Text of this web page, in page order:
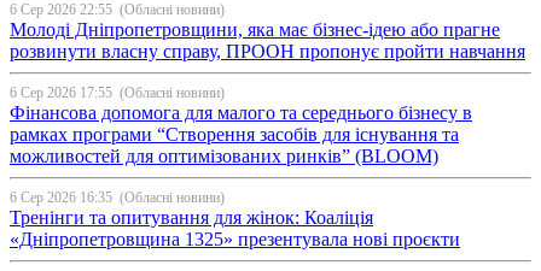
6 Сер 2026 22:55 (Обласні новини)
Молоді Дніпропетровщини, яка має бізнес-ідею або прагне
розвинути власну справу, ПРООН пропонує пройти навчання
6 Сер 2026 17:55 (Обласні новини)
Фінансова допомога для малого та середнього бізнесу в
рамках програми “Створення засобів для існування та
можливостей для оптимізованих ринків” (BLOOM)
6 Сер 2026 16:35 (Обласні новини)
Тренінги та опитування для жінок: Коаліція
«Дніпропетровщина 1325» презентувала нові проєкти